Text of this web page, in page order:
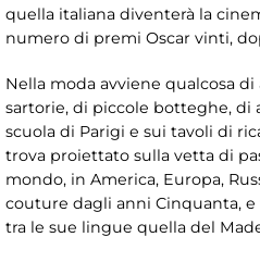
quella italiana diventerà la
numero di premi Oscar vinti,
Nella moda avviene qualcosa
sartorie, di piccole botteghe, di
scuola di Parigi e sui tavoli di
trova proiettato sulla vetta di
mondo, in America, Europa,
couture dagli anni Cinquanta, e
tra le sue lingue quella del